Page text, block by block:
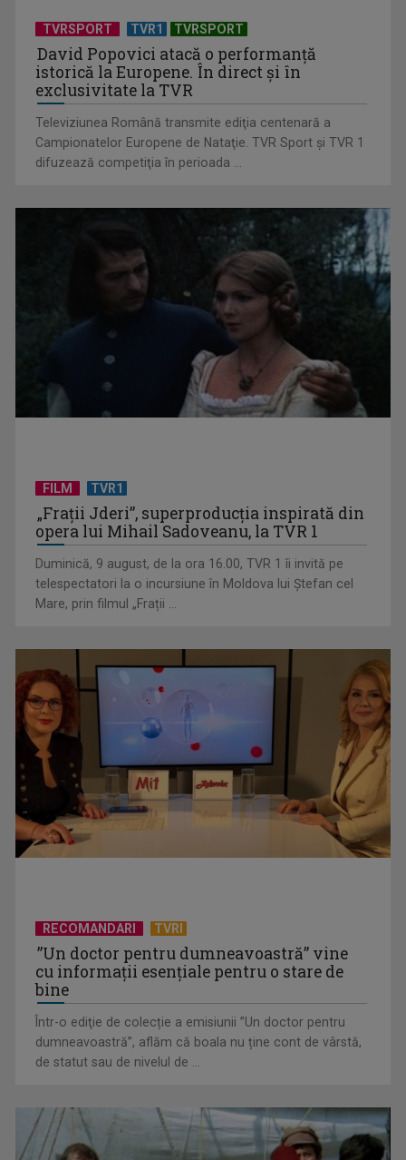
Cum ne-a îmbolnăvit telefonul și cum salvarea era mereu
acolo: Mai încet, fă ...
Anda Călugăreanu cu „N-am noroc” – a cincea cea mai
votată piesă în ...
„Cerul” trupei Proconsul – a şasea cea mai votată piesă în
concursul „Cerbul ...
„Spune-mi”, piesa Monicăi Anghel – a patra cea mai votată
în concursul ...
TVRSPORT TVR1 TVRSPORT
David Popovici atacă o performanţă
istorică la Europene. În direct şi în
exclusivitate la TVR
Televiziunea Română transmite ediţia centenară a
Campionatelor Europene de Nataţie. TVR Sport şi TVR 1
difuzează competiţia în perioada ...
FILM TVR1
„Frații Jderi”, superproducția inspirată din
opera lui Mihail Sadoveanu, la TVR 1
Duminică, 9 august, de la ora 16.00, TVR 1 îi invită pe
telespectatori la o incursiune în Moldova lui Ștefan cel
Mare, prin filmul „Frații ...
RECOMANDARI TVRI
”Un doctor pentru dumneavoastră” vine
cu informații esențiale pentru o stare de
bine
Într-o ediţie de colecție a emisiunii ”Un doctor pentru
dumneavoastră”, aflăm că boala nu ține cont de vârstă,
de statut sau de nivelul de ...